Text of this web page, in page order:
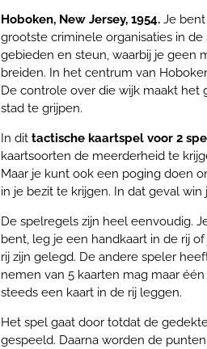
Hoboken, New Jersey, 1954. Je
grootste criminele organisaties in
gebieden en steun, waarbij je geen
breiden. In het centrum van
De controle over die wijk maakt
stad te grijpen.
In dit tactische kaartspel voor 2
kaartsoorten de meerderheid te
Maar je kunt ook een poging doen
in je bezit te krijgen. In dat geval
De spelregels zijn heel eenvoudig.
bent, leg je een handkaart in de rij
rij zijn gelegd. De andere speler
nemen van 5 kaarten mag maar
steeds een kaart in de rij leggen.
Het spel gaat door totdat de
gespeeld. Daarna worden de